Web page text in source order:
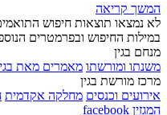
המשך קריאה
לא נמצאו תוצאות חיפוש
במילות החיפוש ובפרמטרים
מנחם בגין
משנתו ומורשתו מאמרים מאת
מרכז מורשת בגין
אירועים וכנסים מחלקה אקדמית
המגזין facebook